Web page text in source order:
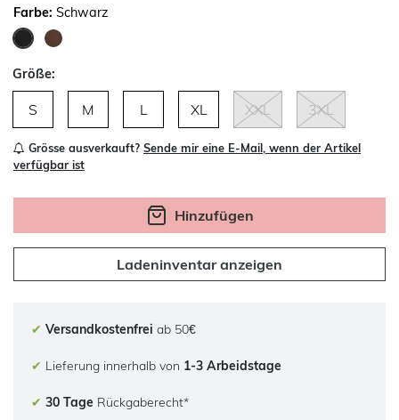
Farbe: Schwarz
Größe:
S M L XL XXL 3XL
Grösse ausverkauft? Sende mir eine E-Mail, wenn der Artikel
verfügbar ist
Hinzufügen
Ladeninventar anzeigen
✔ Versandkostenfrei ab 50€
✔ Lieferung innerhalb von 1-3 Arbeidstage
✔ 30 Tage Rückgaberecht*